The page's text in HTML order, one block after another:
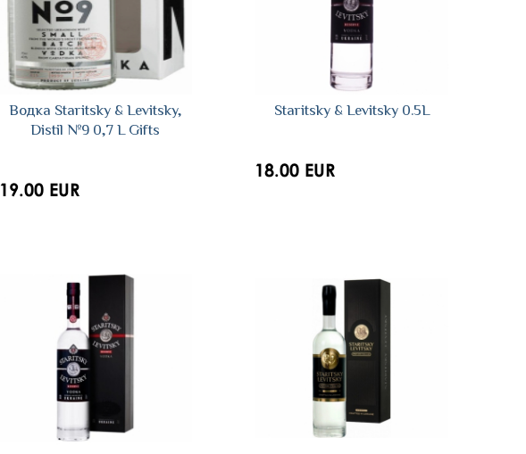
Водка Staritsky & Levitsky,
Distil №9 0,7 L Gifts
19.00 EUR
Staritsky & Levitsky 0.5L
18.00 EUR